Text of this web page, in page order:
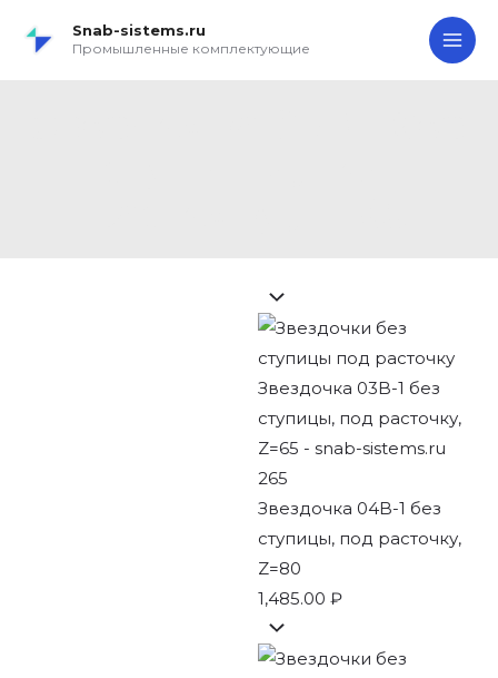
Snab-sistems.ru
Промышленные комплектующие
Звездочка 04B-1 без
ступицы, под расточку,
Z=80
1,485.00₽
03B-